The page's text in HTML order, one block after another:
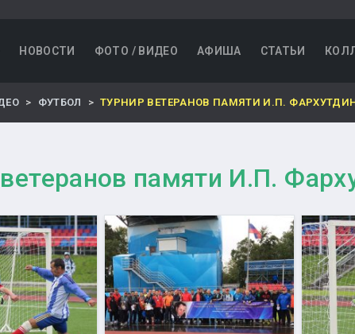
НОВОСТИ ФОТО / ВИДЕО АФИША СТАТЬИ
ФУТБОЛ ТУРНИР ВЕТЕРАНОВ ПАМЯТИ И.П.
памяти И.П.